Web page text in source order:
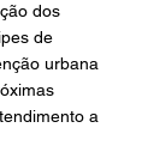
dos
de
urbana
a